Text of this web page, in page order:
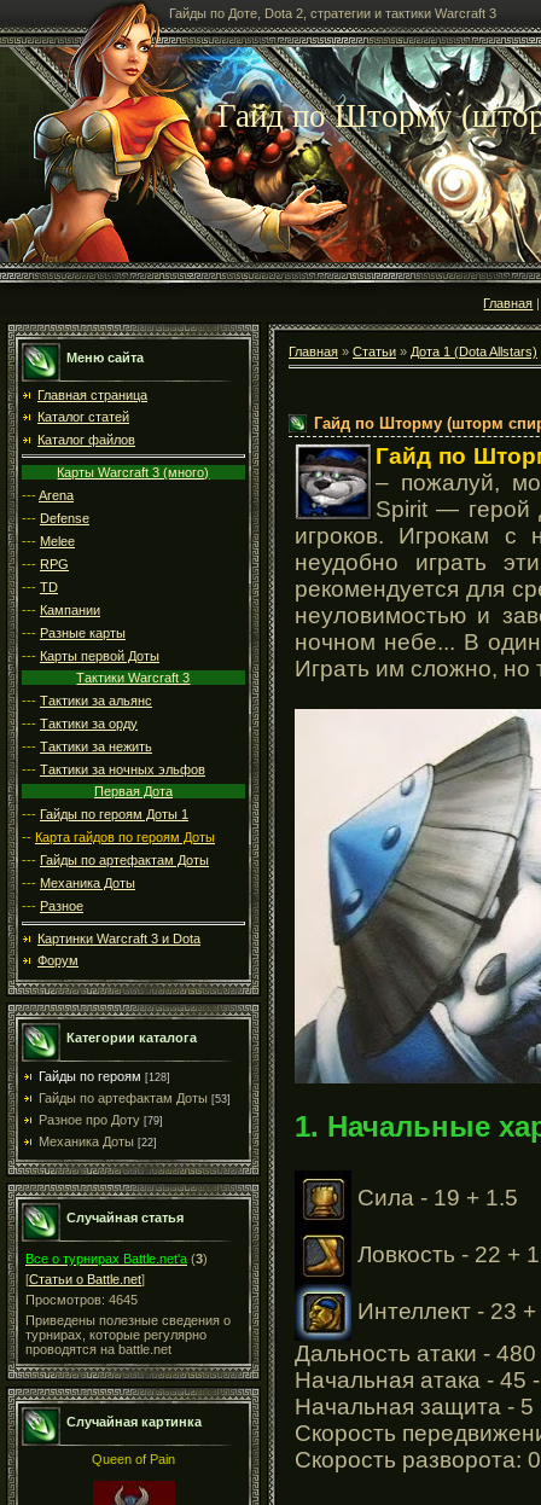
Гайды по Доте, Dota 2, стратегии и тактики Warcraft 3
Гайд по Шторму
Главная
Меню сайта
Главная страница
Каталог статей
Каталог файлов
Карты Warcraft 3 (много)
---Arena
--- Defense
--- Melee
--- RPG
--- TD
--- Кампании
--- Разные карты
--- Карты первой Доты
Тактики Warcraft 3
--- Тактики за альянс
--- Тактики за орду
--- Тактики за нежить
--- Тактики за ночных эльфов
Первая Дота
--- Гайды по героям Доты 1
-- Карта гайдов по героям Доты
--- Гайды по артефактам Доты
--- Механика Доты
--- Разное
Картинки Warcraft 3 и Dota
Форум
Категории каталога
Гайды по героям [128]
Гайды по артефактам Доты [53]
Разное про Доту [79]
Механика Доты [22]
Случайная статья
Все о турнирах Battle.net'a (3)
[Статьи о Battle.net]
Просмотров: 4645
Приведены полезные сведения о
турнирах, которые регулярно
проводятся на battle.net
Случайная картинка
Queen of Pain
Главная » Статьи » Дота 1 (Dota Allstars)
Гайд по Шторму (шторм
Гайд по
– пожалуй,
Spirit — герой
игроков. Игрокам с
неудобно играть
рекомендуется для
неуловимостью и
ночном небе... В
Играть им сложно, но
1. Начальные
Сила - 19 + 1.5
Ловкость - 22 +
Интеллект - 23
Дальность атаки - 480
Начальная атака - 45
Начальная защита - 5
Скорость
Скорость разворота: